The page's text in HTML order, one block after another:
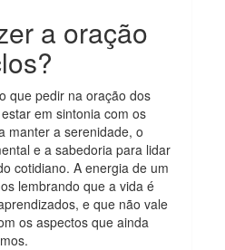
a oração
que pedir na oração dos
em sintonia com os
manter a serenidade, o
e a sabedoria para lidar
cotidiano. A energia de um
lembrando que a vida é
e que não vale
os aspectos que ainda